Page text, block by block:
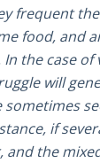
frequent
food, and
In the case
will
sometimes
if
and the